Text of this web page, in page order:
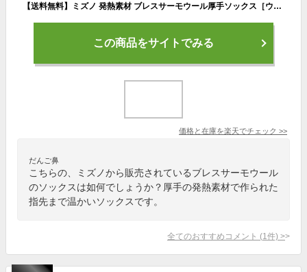
【送料無料】ミズノ 発熱素材 ブレスサーモウール厚手ソックス［ウィメンズ］ チャコールグレー Mizuno B2JX970308
この商品をサイトでみる
価格と在庫を楽天でチェック >>
だんご鼻
こちらの、ミズノから販売されているブレスサーモウール
のソックスは如何でしょうか？厚手の発熱素材で作られた
指先まで温かいソックスです。
全てのおすすめコメント (1 件) >